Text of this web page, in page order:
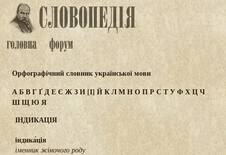
Орфографічний словник української мови
АБВГҐДЕЄ ЖЗИ[І] ЙКЛМНОПР СТУФХЦЧ
ШЩЮЯ
ІНДИКАЦІЯ
індика́ція
іменник жіночого роду